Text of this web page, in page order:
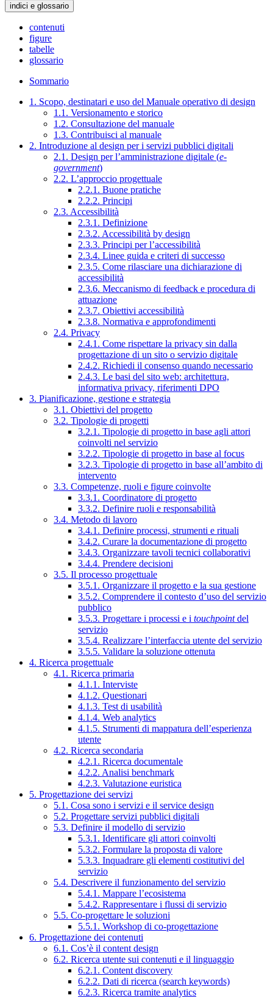
indici e glossario
contenuti
figure
tabelle
glossario
Sommario
1. Scopo, destinatari e uso del Manuale operativo di design
1.1. Versionamento e storico
1.2. Consultazione del manuale
1.3. Contribuisci al manuale
2. Introduzione al design per i servizi pubblici digitali
2.1. Design per l’amministrazione digitale (e-
government)
2.2. L’approccio progettuale
2.2.1. Buone pratiche
2.2.2. Principi
2.3. Accessibilità
2.3.1. Definizione
2.3.2. Accessibilità by design
2.3.3. Principi per l’accessibilità
2.3.4. Linee guida e criteri di successo
2.3.5. Come rilasciare una dichiarazione di
accessibilità
2.3.6. Meccanismo di feedback e procedura di
attuazione
2.3.7. Obiettivi accessibilità
2.3.8. Normativa e approfondimenti
2.4. Privacy
2.4.1. Come rispettare la privacy sin dalla
progettazione di un sito o servizio digitale
2.4.2. Richiedi il consenso quando necessario
2.4.3. Le basi del sito web: architettura,
informativa privacy, riferimenti DPO
3. Pianificazione, gestione e strategia
3.1. Obiettivi del progetto
3.2. Tipologie di progetti
3.2.1. Tipologie di progetto in base agli attori
coinvolti nel servizio
3.2.2. Tipologie di progetto in base al focus
3.2.3. Tipologie di progetto in base all’ambito di
intervento
3.3. Competenze, ruoli e figure coinvolte
3.3.1. Coordinatore di progetto
3.3.2. Definire ruoli e responsabilità
3.4. Metodo di lavoro
3.4.1. Definire processi, strumenti e rituali
3.4.2. Curare la documentazione di progetto
3.4.3. Organizzare tavoli tecnici collaborativi
3.4.4. Prendere decisioni
3.5. Il processo progettuale
3.5.1. Organizzare il progetto e la sua gestione
3.5.2. Comprendere il contesto d’uso del servizio
pubblico
3.5.3. Progettare i processi e i touchpointdel
servizio
3.5.4. Realizzare l’interfaccia utente del servizio
3.5.5. Validare la soluzione ottenuta
4. Ricerca progettuale
4.1. Ricerca primaria
4.1.1. Interviste
4.1.2. Questionari
4.1.3. Test di usabilità
4.1.4. Web analytics
4.1.5. Strumenti di mappatura dell’esperienza
utente
4.2. Ricerca secondaria
4.2.1. Ricerca documentale
4.2.2. Analisi benchmark
4.2.3. Valutazione euristica
5. Progettazione dei servizi
5.1. Cosa sono i servizi e il service design
5.2. Progettare servizi pubblici digitali
5.3. Definire il modello di servizio
5.3.1. Identificare gli attori coinvolti
5.3.2. Formulare la proposta di valore
5.3.3. Inquadrare gli elementi costitutivi del
servizio
5.4. Descrivere il funzionamento del servizio
5.4.1. Mappare l’ecosistema
5.4.2. Rappresentare i flussi di servizio
5.5. Co-progettare le soluzioni
5.5.1. Workshop di co-progettazione
6. Progettazione dei contenuti
6.1. Cos’è il content design
6.2. Ricerca utente sui contenuti e il linguaggio
6.2.1. Content discovery
6.2.2. Dati di ricerca (search keywords)
6.2.3. Ricerca tramite analytics